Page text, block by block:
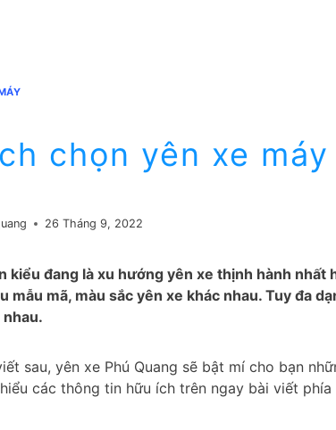
chọn yên xe
26 Tháng 9, 2022
kiểu đang là xu hướng yên xe thịnh hành
mẫu mã, màu sắc yên xe khác nhau. Tuy đa
sau, yên xe Phú Quang sẽ bật mí cho bạn
các thông tin hữu ích trên ngay bài viết phía